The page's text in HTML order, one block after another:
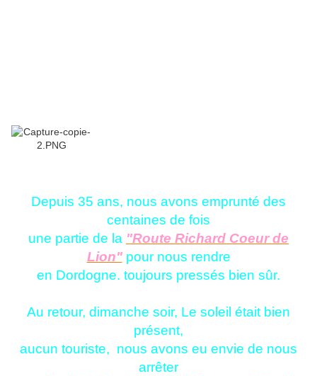
Depuis 35 ans, nous avons emprunté des
centaines de fois
une partie de la "Route Richard Coeur de
Lion" pour nous rendre
en Dordogne. toujours pressés bien sûr.
Au retour, dimanche soir, Le soleil était bien
présent,
aucun touriste, nous avons eu envie de nous
arrêter